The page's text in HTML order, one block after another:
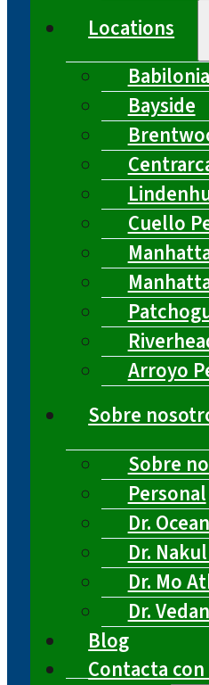
Locations
Babilonia
Bayside
Cuello
Arroyo
Sobre
Sobre
Personal
Dr.
Dr.
Dr. Mo
Dr.
Blog
Contacta